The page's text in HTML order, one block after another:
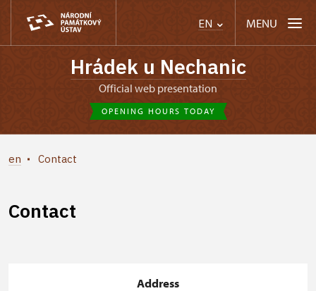
EN MENU
Hrádek u Nechanic
Official web presentation
OPENING HOURS TODAY
en Contact
Contact
Address